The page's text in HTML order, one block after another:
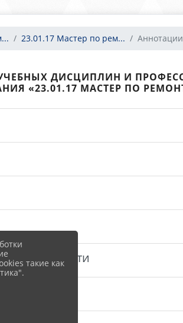
23.01.17 Мастер по рем...
ДИСЦИПЛИН И
«23.01.17 МАСТЕР ПО
деятельности
такие как